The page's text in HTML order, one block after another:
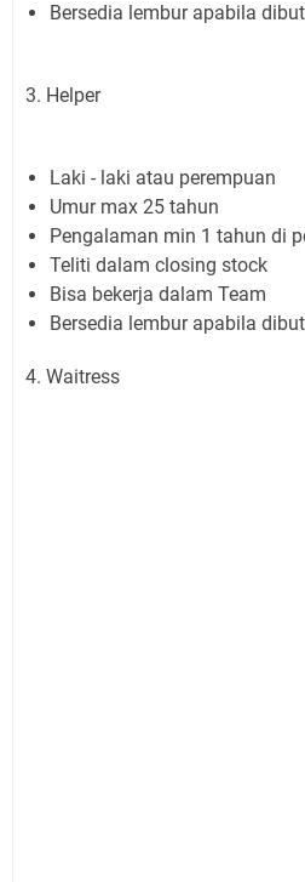
Bersedia lembur apabila
3. Helper
Laki - laki atau perempuan
Umur max 25 tahun
Pengalaman min 1 tahun di
Teliti dalam closing stock
Bisa bekerja dalam Team
Bersedia lembur apabila
4. Waitress